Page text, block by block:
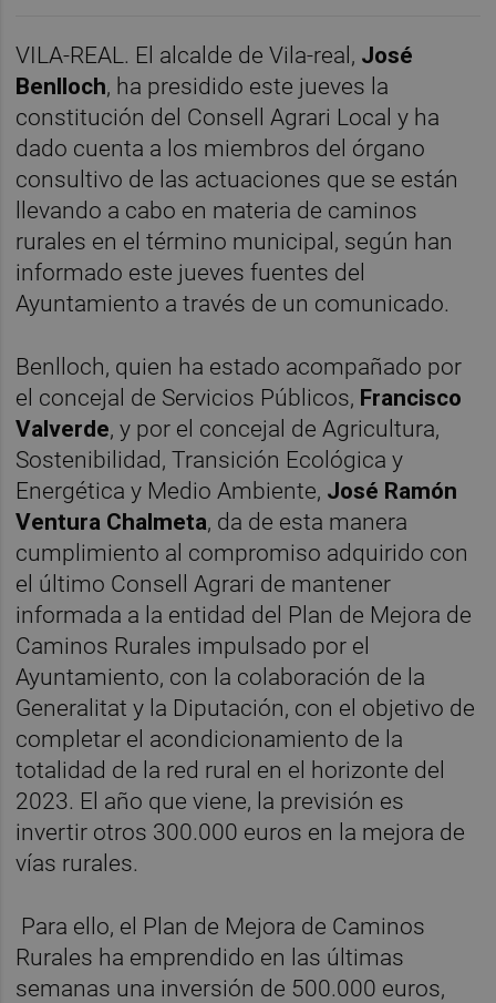
VILA-REAL. El alcalde de Vila-real, José
Benlloch, ha presidido este jueves la
constitución del Consell Agrari Local y ha
dado cuenta a los miembros del órgano
consultivo de las actuaciones que se están
llevando a cabo en materia de caminos
rurales en el término municipal, según han
informado este jueves fuentes del
Ayuntamiento a través de un comunicado.
Benlloch, quien ha estado acompañado por
el concejal de Servicios Públicos, Francisco
Valverde, y por el concejal de Agricultura,
Sostenibilidad, Transición Ecológica y
Energética y Medio Ambiente, José Ramón
Ventura Chalmeta, da de esta manera
cumplimiento al compromiso adquirido con
el último Consell Agrari de mantener
informada a la entidad del Plan de Mejora de
Caminos Rurales impulsado por el
Ayuntamiento, con la colaboración de la
Generalitat y la Diputación, con el objetivo de
completar el acondicionamiento de la
totalidad de la red rural en el horizonte del
2023. El año que viene, la previsión es
invertir otros 300.000 euros en la mejora de
vías rurales.
Para ello, el Plan de Mejora de Caminos
Rurales ha emprendido en las últimas
semanas una inversión de 500.000 euros,